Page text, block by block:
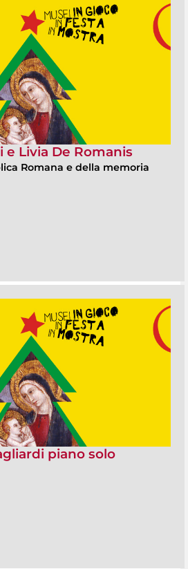
e Livia De Romanis
Romana e della memoria
piano solo